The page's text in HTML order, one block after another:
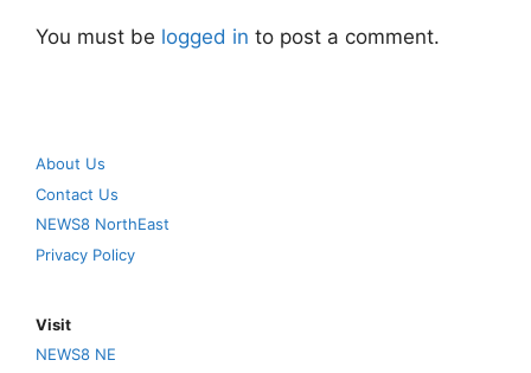
You must be logged in to post a comment.
About Us
Contact Us
NEWS8 NorthEast
Privacy Policy
Visit
NEWS8 NE